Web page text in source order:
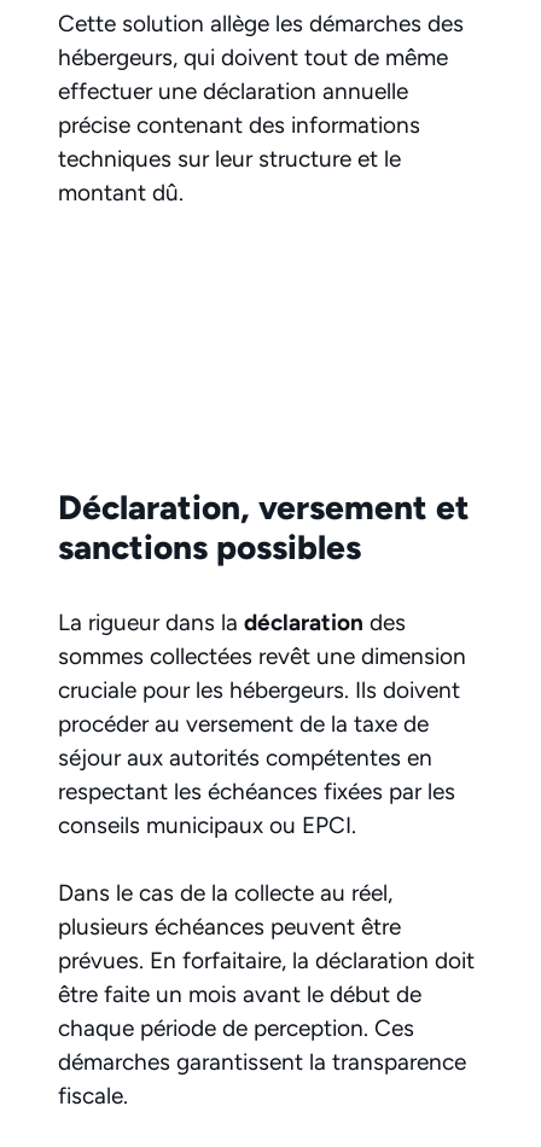
Cette solution allège les démarches des
hébergeurs, qui doivent tout de même
effectuer une déclaration annuelle
précise contenant des informations
techniques sur leur structure et le
montant dû.
Déclaration, versement et
sanctions possibles
La rigueur dans la déclaration des
sommes collectées revêt une dimension
cruciale pour les hébergeurs. Ils doivent
procéder au versement de la taxe de
séjour aux autorités compétentes en
respectant les échéances fixées par les
conseils municipaux ou EPCI.
Dans le cas de la collecte au réel,
plusieurs échéances peuvent être
prévues. En forfaitaire, la déclaration doit
être faite un mois avant le début de
chaque période de perception. Ces
démarches garantissent la transparence
fiscale.